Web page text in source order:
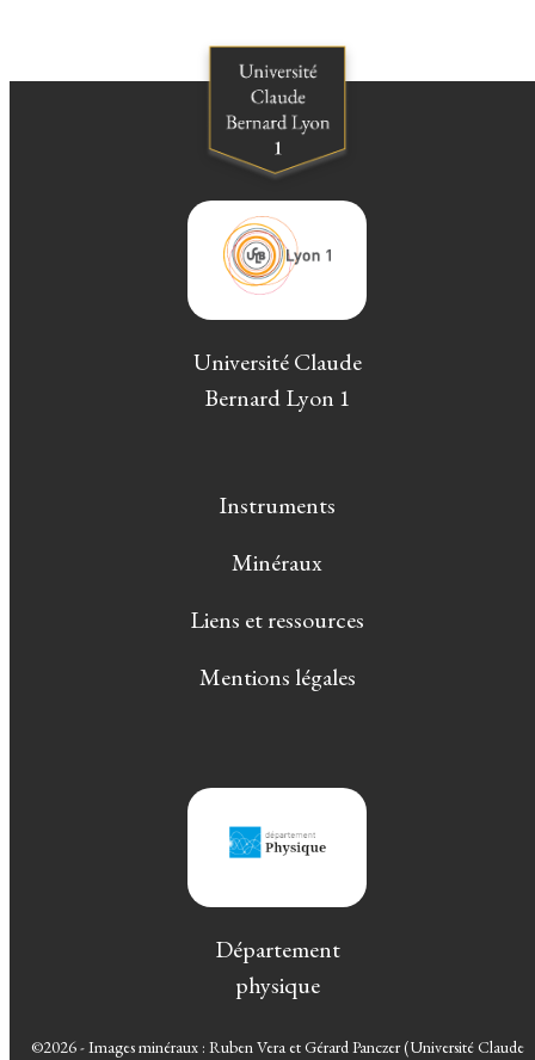
Université Claude
Bernard Lyon 1
Instruments
Minéraux
Liens et ressources
Mentions légales
Département
physique
©2026 - Images minéraux : Ruben Vera et Gérard Panczer (Université Claude